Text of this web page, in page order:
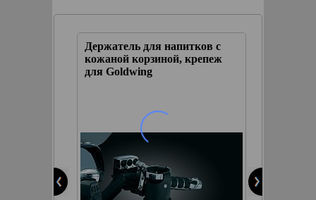
Держатель для напитков с
кожаной корзиной, крепеж
для Goldwing